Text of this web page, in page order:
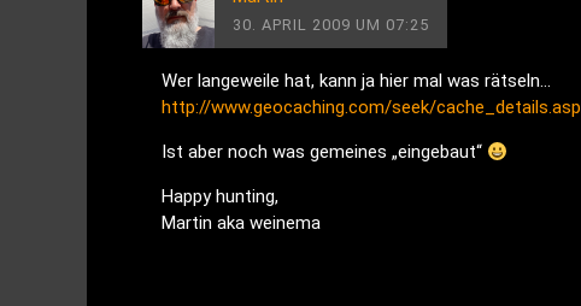
30. APRIL 2009 UM 07:25
Wer langeweile hat, kann ja hier mal was rätseln…
http://www.geocaching.com/seek/
Ist aber noch was gemeines „eingebaut“
Happy hunting,
Martin aka weinema